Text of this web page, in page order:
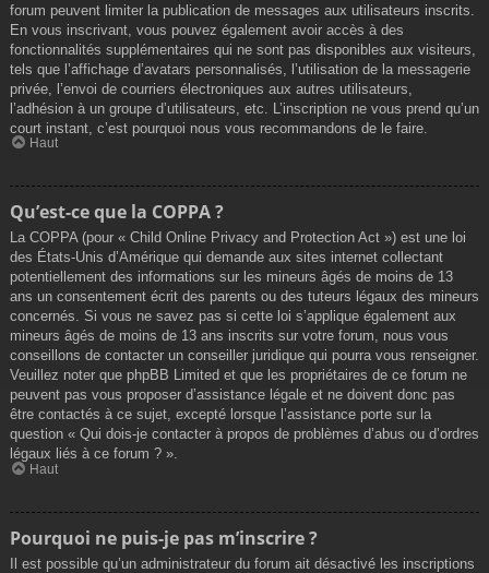
forum peuvent limiter la publication de messages aux utilisateurs inscrits.
En vous inscrivant, vous pouvez également avoir accès à des
fonctionnalités supplémentaires qui ne sont pas disponibles aux visiteurs,
tels que l’affichage d’avatars personnalisés, l’utilisation de la messagerie
privée, l’envoi de courriers électroniques aux autres utilisateurs,
l’adhésion à un groupe d’utilisateurs, etc. L’inscription ne vous prend qu’un
court instant, c’est pourquoi nous vous recommandons de le faire.
Haut
Qu’est-ce que la COPPA ?
La COPPA (pour « Child Online Privacy and Protection Act ») est une loi
des États-Unis d’Amérique qui demande aux sites internet collectant
potentiellement des informations sur les mineurs âgés de moins de 13
ans un consentement écrit des parents ou des tuteurs légaux des mineurs
concernés. Si vous ne savez pas si cette loi s’applique également aux
mineurs âgés de moins de 13 ans inscrits sur votre forum, nous vous
conseillons de contacter un conseiller juridique qui pourra vous renseigner.
Veuillez noter que phpBB Limited et que les propriétaires de ce forum ne
peuvent pas vous proposer d’assistance légale et ne doivent donc pas
être contactés à ce sujet, excepté lorsque l’assistance porte sur la
question « Qui dois-je contacter à propos de problèmes d’abus ou d’ordres
légaux liés à ce forum ? ».
Haut
Pourquoi ne puis-je pas m’inscrire ?
Il est possible qu’un administrateur du forum ait désactivé les inscriptions